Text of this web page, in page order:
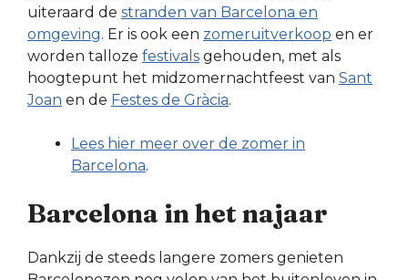
uiteraard de stranden van Barcelona en
omgeving. Er is ook een zomeruitverkoop en er
worden talloze festivals gehouden, met als
hoogtepunt het midzomernachtfeest van Sant
Joan en de Festes de Gràcia.
Lees hier meer over de zomer in
Barcelona.
Barcelona in het najaar
Dankzij de steeds langere zomers genieten